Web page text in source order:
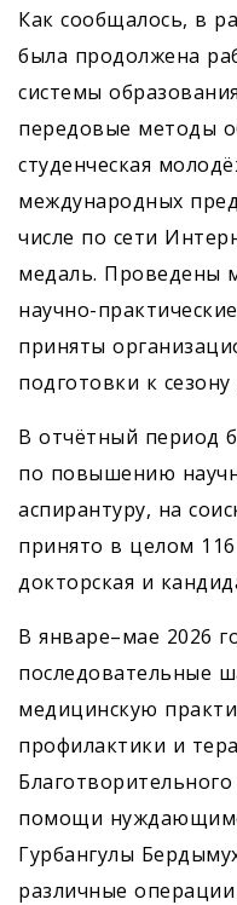
Как сообщалось, в
была продолжена
системы
передовые методы
студенческая
международных
числе по сети
медаль. Проведены
научно-
приняты
подготовки к
В отчётный период
по повышению
аспирантуру, на
принято в целом
докторская и
В январе–мае 2026
последовательные
медицинскую
профилактики и
помощи
Гурбангулы
различные